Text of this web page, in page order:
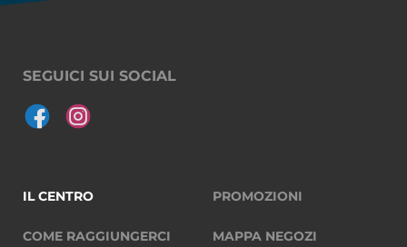
SEGUICI SUI SOCIAL
IL CENTRO
COME RAGGIUNGERCI
PROMOZIONI
MAPPA NEGOZI